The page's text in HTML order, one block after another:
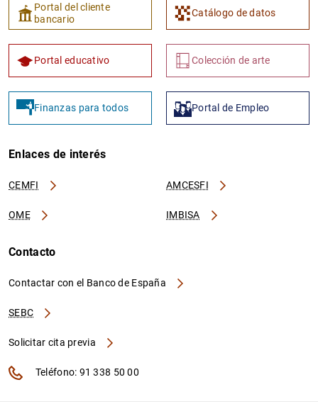
Portal del cliente
bancario
Catálogo de datos
Portal educativo Colección de arte
Finanzas para todos Portal de Empleo
Enlaces de interés
CEMFI AMCESFI
OME IMBISA
Contacto
Contactar con el Banco de España
SEBC
Solicitar cita previa
Teléfono: 91 338 50 00